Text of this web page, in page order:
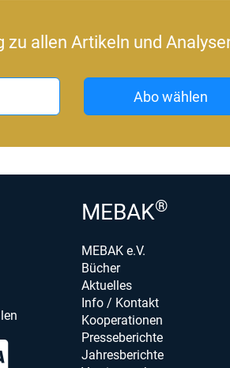
zu allen Artikeln und
Abo wählen
MEBAK®
MEBAK e.V.
Bücher
Aktuelles
Info / Kontakt
Kooperationen
Presseberichte
Jahresberichte